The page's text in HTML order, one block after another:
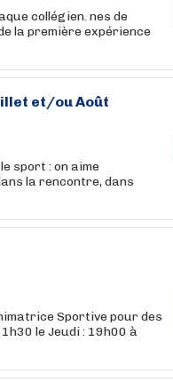
collégien. nes de
la première expérience
et/ou Août
sport : on aime
la rencontre, dans
Sportive pour des
le Jeudi : 19h00 à